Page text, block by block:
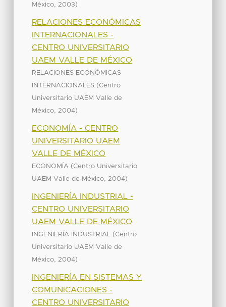
México, 2003)
RELACIONES ECONÓMICAS
INTERNACIONALES -
CENTRO UNIVERSITARIO
UAEM VALLE DE MÉXICO
RELACIONES ECONÓMICAS
INTERNACIONALES (Centro
Universitario UAEM Valle de
México, 2004)
ECONOMÍA - CENTRO
UNIVERSITARIO UAEM
VALLE DE MÉXICO
ECONOMÍA (Centro Universitario
UAEM Valle de México, 2004)
INGENIERÍA INDUSTRIAL -
CENTRO UNIVERSITARIO
UAEM VALLE DE MÉXICO
INGENIERÍA INDUSTRIAL (Centro
Universitario UAEM Valle de
México, 2004)
INGENIERÍA EN SISTEMAS Y
COMUNICACIONES -
CENTRO UNIVERSITARIO